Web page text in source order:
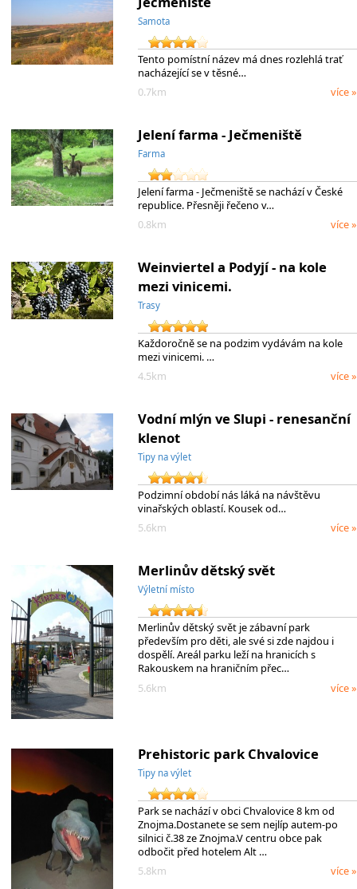
Samota
Tento pomístní název má dnes rozlehlá trať
nacházející se v těsné…
0.7km
více »
Jelení farma - Ječmeniště
Farma
Jelení farma - Ječmeniště se nachází v České
republice. Přesněji řečeno v…
0.8km
více »
Weinviertel a Podyjí - na kole
mezi vinicemi.
Trasy
Každoročně se na podzim vydávám na kole
mezi vinicemi. …
4.5km
více »
Vodní mlýn ve Slupi - renesanční
klenot
Tipy na výlet
Podzimní období nás láká na návštěvu
vinařských oblastí. Kousek od…
5.6km
více »
Merlinův dětský svět
Výletní místo
Merlinův dětský svět je zábavní park
především pro děti, ale své si zde najdou i
dospělí. Areál parku leží na hranicích s
Rakouskem na hraničním přec…
5.6km
více »
Prehistoric park Chvalovice
Tipy na výlet
Park se nachází v obci Chvalovice 8 km od
Znojma.Dostanete se sem nejlíp autem-po
silnici č.38 ze Znojma.V centru obce pak
odbočit před hotelem Alt …
5.8km
více »